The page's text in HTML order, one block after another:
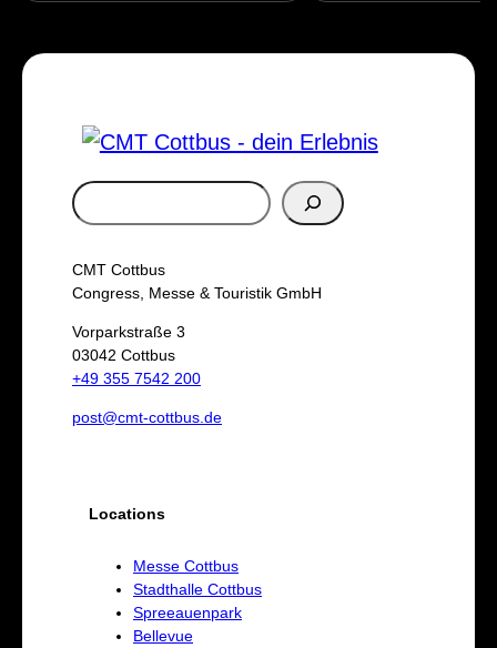
S
u
c
h
e
n
CMT Cottbus
Congress, Messe & Touristik GmbH
Vorparkstraße 3
03042 Cottbus
+49 355 7542 200
post@cmt-cottbus.de
Locations
Messe Cottbus
Stadthalle Cottbus
Spreeauenpark
Bellevue